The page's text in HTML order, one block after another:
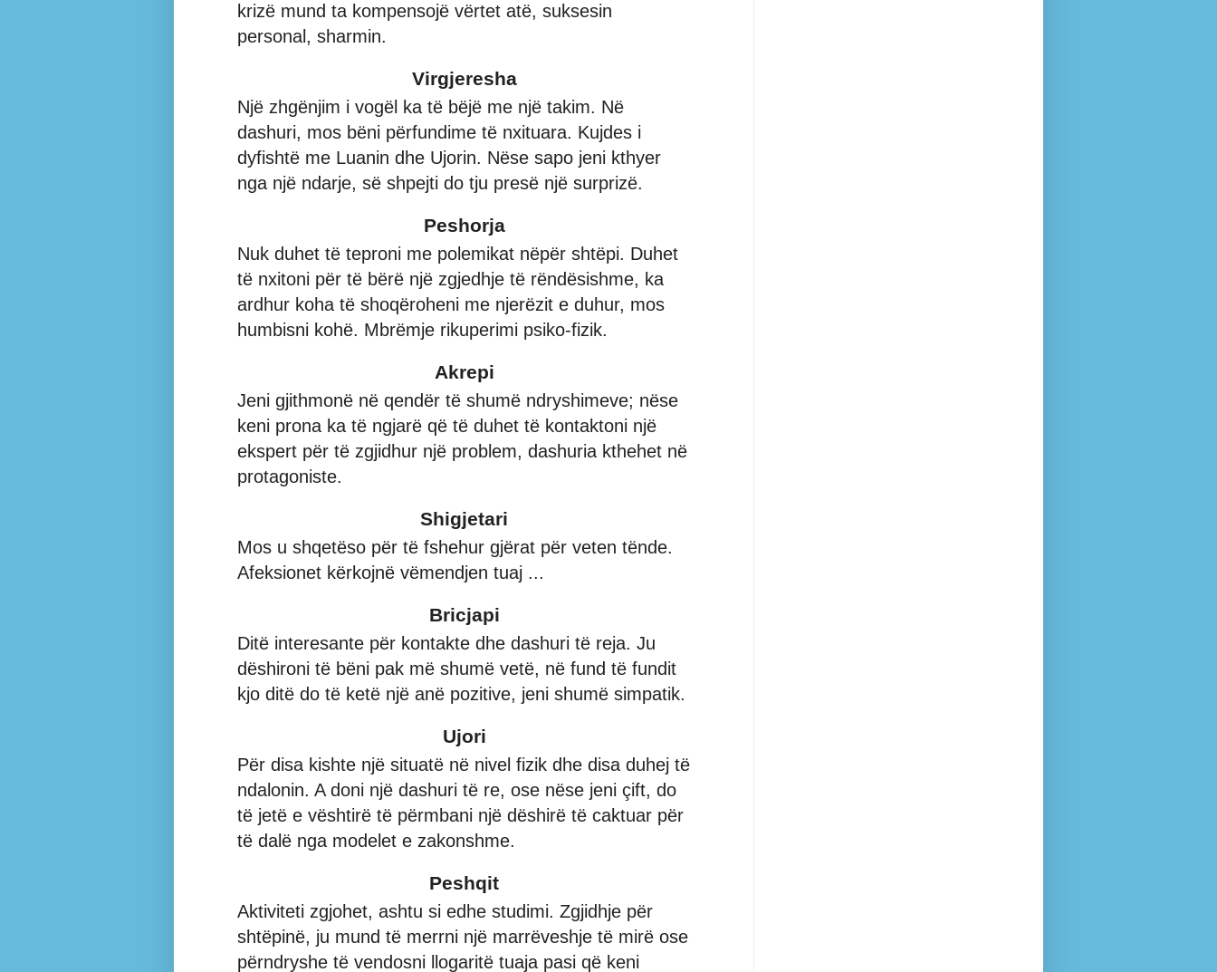
krizë mund ta kompensojë vërtet atë, suksesin
personal, sharmin.
Virgjeresha
Një zhgënjim i vogël ka të bëjë me një takim. Në
dashuri, mos bëni përfundime të nxituara. Kujdes i
dyfishtë me Luanin dhe Ujorin. Nëse sapo jeni kthyer
nga një ndarje, së shpejti do tju presë një surprizë.
Peshorja
Nuk duhet të teproni me polemikat nëpër shtëpi. Duhet
të nxitoni për të bërë një zgjedhje të rëndësishme, ka
ardhur koha të shoqëroheni me njerëzit e duhur, mos
humbisni kohë. Mbrëmje rikuperimi psiko-fizik.
Akrepi
Jeni gjithmonë në qendër të shumë ndryshimeve; nëse
keni prona ka të ngjarë që të duhet të kontaktoni një
ekspert për të zgjidhur një problem, dashuria kthehet në
protagoniste.
Shigjetari
Mos u shqetëso për të fshehur gjërat për veten tënde.
Afeksionet kërkojnë vëmendjen tuaj ...
Bricjapi
Ditë interesante për kontakte dhe dashuri të reja. Ju
dëshironi të bëni pak më shumë vetë, në fund të fundit
kjo ditë do të ketë një anë pozitive, jeni shumë simpatik.
Ujori
Për disa kishte një situatë në nivel fizik dhe disa duhej të
ndalonin. A doni një dashuri të re, ose nëse jeni çift, do
të jetë e vështirë të përmbani një dëshirë të caktuar për
të dalë nga modelet e zakonshme.
Peshqit
Aktiviteti zgjohet, ashtu si edhe studimi. Zgjidhje për
shtëpinë, ju mund të merrni një marrëveshje të mirë ose
përndryshe të vendosni llogaritë tuaja pasi që keni